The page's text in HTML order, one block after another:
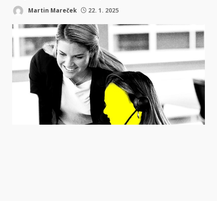
Martin Mareček 22. 1. 2025